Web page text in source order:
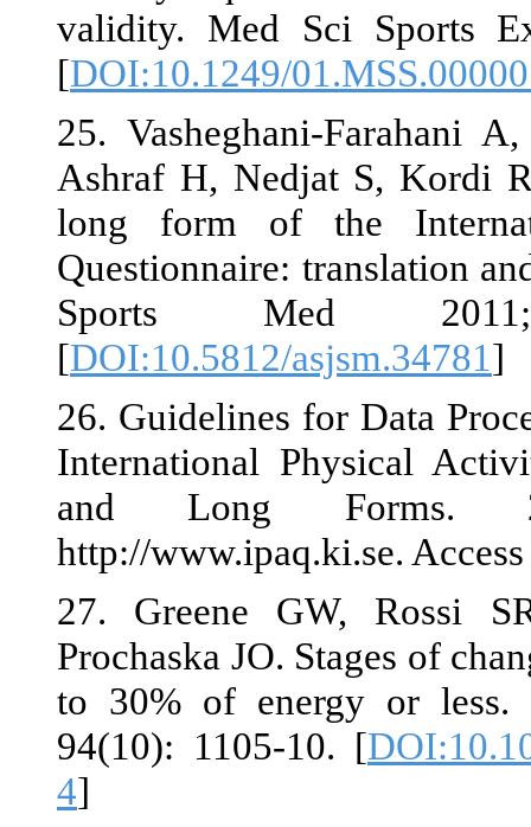
validity.
[
25.
Ashraf H,
long form
Sports
[
26.
International
and
http://
27. Greene
Prochaska
to 30% of
94(10):